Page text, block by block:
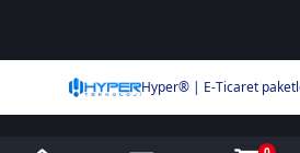
Hyper® | E-Ticaret